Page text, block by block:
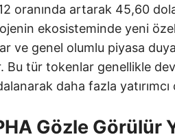
oranında artarak 45,60
ekosisteminde yeni
ve genel olumlu piyasa
Bu tür tokenlar genellikle
daha fazla
Gözle Görülür